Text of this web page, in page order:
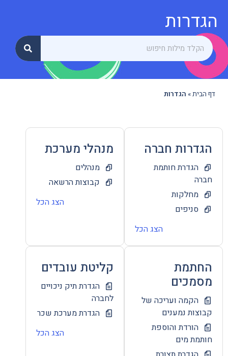
הגדרות
דף הבית» הגדרות
הגדרות חברה
הגדרת חותמת
חברה
מחלקות
סניפים
הצג הכל
מנהלי מערכת
מנהלים
קבוצות הרשאה
הצג הכל
החתמת
מסמכים
הקמה ועריכה של
קבוצות נמענים
הורדת והוספת
חותמת מים
קליטת עובדים
הגדרת תיק ניכויים
לחברה
הגדרת מערכת שכר
הצג הכל